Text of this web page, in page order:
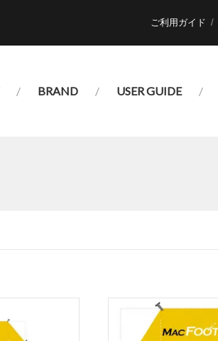
ご利用ガイド
BRAND USER GUIDE